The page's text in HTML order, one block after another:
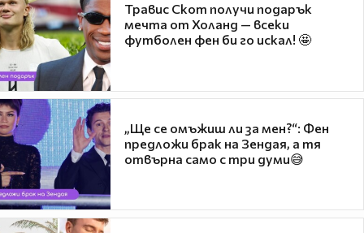
Травис Скот получи подарък
мечта от Холанд — всеки
футболен фен би го искал! 🤩
„Ще се омъжиш ли за мен?“: Фен
предложи брак на Зендая, а тя
отвърна само с три думи😅